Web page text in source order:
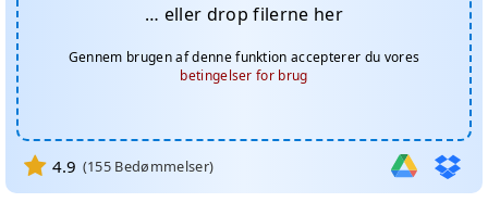
… eller drop filerne her
Gennem brugen af denne funktion accepterer du vores
betingelser for brug
4.9 (155 Bedømmelser)